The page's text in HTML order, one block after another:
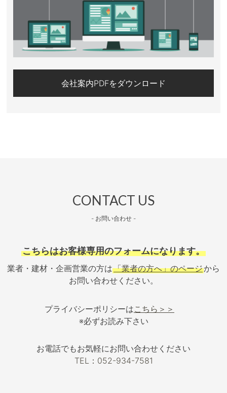
会社案内PDFをダウンロード
CONTACT US
- お問い合わせ -
こちらはお客様専用のフォームになります。
業者・建材・企画営業の方は「業者の方へ」のページから
お問い合わせください。
プライバシーポリシーはこちら＞＞
※必ずお読み下さい
お電話でもお気軽にお問い合わせください
TEL：052-934-7581